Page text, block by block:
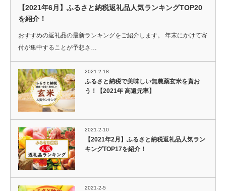
【2021年6月】ふるさと納税返礼品人気ランキングTOP20
を紹介！
おすすめの返礼品の最新ランキングをご紹介します。 年末にかけて寄
付が集中することが予想さ…
2021-2-18
ふるさと納税で美味しい無農薬玄米を貰お
う！【2021年 高還元率】
2021-2-10
【2021年2月】ふるさと納税返礼品人気ラン
キングTOP17を紹介！
2021-2-5